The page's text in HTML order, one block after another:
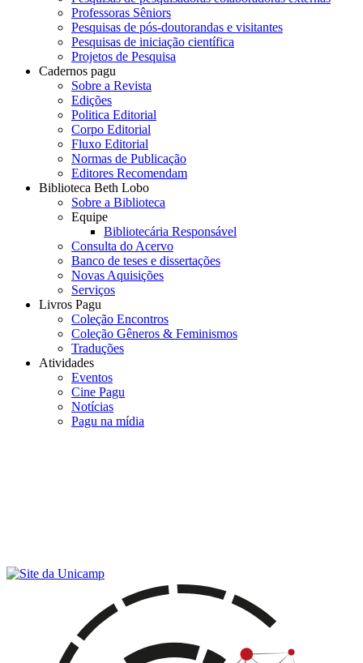
Professoras Sêniors
Pesquisas de pós-doutorandas e visitantes
Pesquisas de iniciação científica
Projetos de Pesquisa
Cadernos pagu
Sobre a Revista
Edições
Politica Editorial
Corpo Editorial
Fluxo Editorial
Normas de Publicação
Editores Recomendam
Biblioteca Beth Lobo
Sobre a Biblioteca
Equipe
Bibliotecária Responsável
Consulta do Acervo
Banco de teses e dissertações
Novas Aquisições
Serviços
Livros Pagu
Coleção Encontros
Coleção Gêneros & Feminismos
Traduções
Atividades
Eventos
Cine Pagu
Notícias
Pagu na mídia